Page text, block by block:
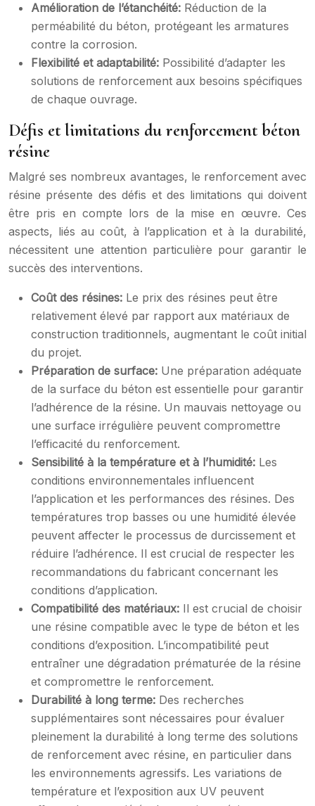
Amélioration de l’étanchéité: Réduction de la
perméabilité du béton, protégeant les armatures
contre la corrosion.
Flexibilité et adaptabilité: Possibilité d’adapter les
solutions de renforcement aux besoins spécifiques
de chaque ouvrage.
Défis et limitations du renforcement béton
résine
Malgré ses nombreux avantages, le renforcement avec
résine présente des défis et des limitations qui doivent
être pris en compte lors de la mise en œuvre. Ces
aspects, liés au coût, à l’application et à la durabilité,
nécessitent une attention particulière pour garantir le
succès des interventions.
Coût des résines: Le prix des résines peut être
relativement élevé par rapport aux matériaux de
construction traditionnels, augmentant le coût initial
du projet.
Préparation de surface: Une préparation adéquate
de la surface du béton est essentielle pour garantir
l’adhérence de la résine. Un mauvais nettoyage ou
une surface irrégulière peuvent compromettre
l’efficacité du renforcement.
Sensibilité à la température et à l’humidité: Les
conditions environnementales influencent
l’application et les performances des résines. Des
températures trop basses ou une humidité élevée
peuvent affecter le processus de durcissement et
réduire l’adhérence. Il est crucial de respecter les
recommandations du fabricant concernant les
conditions d’application.
Compatibilité des matériaux: Il est crucial de choisir
une résine compatible avec le type de béton et les
conditions d’exposition. L’incompatibilité peut
entraîner une dégradation prématurée de la résine
et compromettre le renforcement.
Durabilité à long terme: Des recherches
supplémentaires sont nécessaires pour évaluer
pleinement la durabilité à long terme des solutions
de renforcement avec résine, en particulier dans
les environnements agressifs. Les variations de
température et l’exposition aux UV peuvent